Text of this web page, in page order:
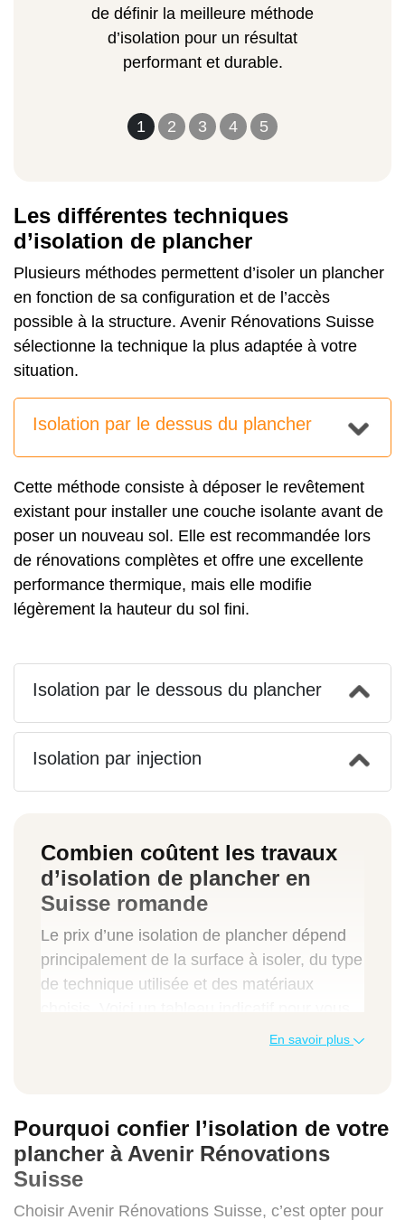
1 2 3 4 5
de définir la meilleure méthode
d’isolation pour un résultat
performant et durable.
Les différentes techniques
d’isolation de plancher
Plusieurs méthodes permettent d’isoler un plancher
en fonction de sa configuration et de l’accès
possible à la structure. Avenir Rénovations Suisse
sélectionne la technique la plus adaptée à votre
situation.
Isolation par le dessus du plancher
Cette méthode consiste à déposer le revêtement
existant pour installer une couche isolante avant de
poser un nouveau sol. Elle est recommandée lors
de rénovations complètes et offre une excellente
performance thermique, mais elle modifie
légèrement la hauteur du sol fini.
Isolation par le dessous du plancher
Isolation par injection
Combien coûtent les travaux
d’isolation de plancher en
Suisse romande
Le prix d’une isolation de plancher dépend
principalement de la surface à isoler, du type
de technique utilisée et des matériaux
Prix au m² (CHF)
Prix total moyen (CHF)
En savoir plus
Pourquoi confier l’isolation de votre
plancher à Avenir Rénovations
Suisse
Choisir Avenir Rénovations Suisse, c’est opter pour